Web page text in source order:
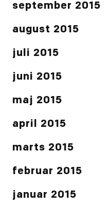
september 2015
august 2015
juli 2015
juni 2015
maj 2015
april 2015
marts 2015
februar 2015
januar 2015